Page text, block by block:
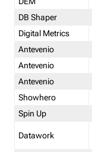
DB Shaper
Digital Metrics
Antevenio
Antevenio
Antevenio
Showhero
Spin Up
Datawork